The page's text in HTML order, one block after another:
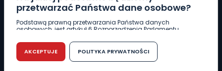
przetwarzać Państwa dane osobowe?
Podstawą prawną przetwarzania Państwa danych
osobowych, jest artykuł 6 Rozporządzenia Parlamentu
r. w sprawie ochrony osób fizycznych w związku z
przetwarzaniem danych osobowych w sprawie
swobodnego przepływu takich danych oraz uchylenia
dyrektywy 95/46/WE (RODO).
AKCEPTUJE POLITYKA PRYWATNOŚCI
62 735 01 85 reklama@wlkp24.info
WIADOMOŚCI
CIEKAWOSTKI